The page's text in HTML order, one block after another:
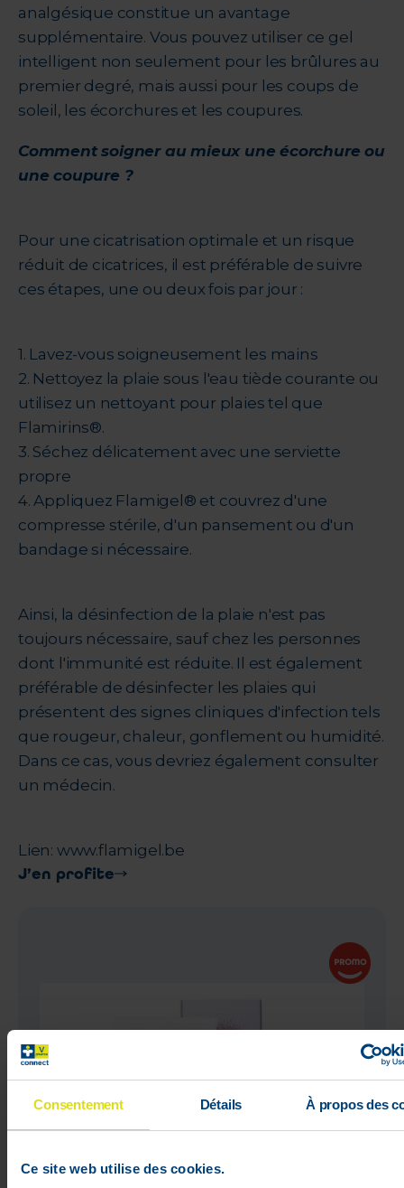
Consentement Détails À propos des
Ce site web utilise des cookies.
analgésique constitue un avantage
supplémentaire. Vous pouvez utiliser ce gel
intelligent non seulement pour les brûlures au
premier degré, mais aussi pour les coups de
soleil, les écorchures et les coupures.
Comment soigner au mieux une écorchure ou
une coupure ?
Pour une cicatrisation optimale et un risque
réduit de cicatrices, il est préférable de suivre
ces étapes, une ou deux fois par jour :
1. Lavez-vous soigneusement les mains
2. Nettoyez la plaie sous l'eau tiède courante ou
utilisez un nettoyant pour plaies tel que
Flamirins®.
3. Séchez délicatement avec une serviette
propre
4. Appliquez Flamigel® et couvrez d'une
compresse stérile, d'un pansement ou d'un
bandage si nécessaire.
Ainsi, la désinfection de la plaie n'est pas
toujours nécessaire, sauf chez les personnes
dont l'immunité est réduite. Il est également
préférable de désinfecter les plaies qui
présentent des signes cliniques d'infection tels
que rougeur, chaleur, gonflement ou humidité.
Dans ce cas, vous devriez également consulter
un médecin.
Lien: www.flamigel.be
J’en profite